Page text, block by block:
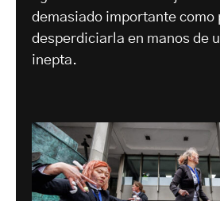
demasiado importante como
desperdiciarla en manos de
inepta.